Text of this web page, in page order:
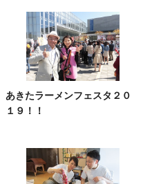
あきたラーメンフェスタ２０
１９！！